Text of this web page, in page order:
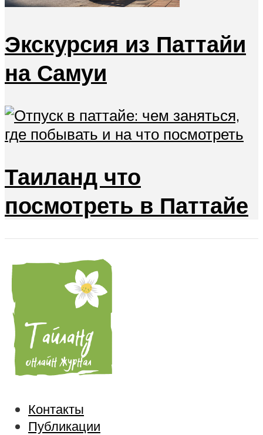
Экскурсия из Паттайи
на Самуи
Таиланд что
посмотреть в Паттайе
Контакты
Публикации